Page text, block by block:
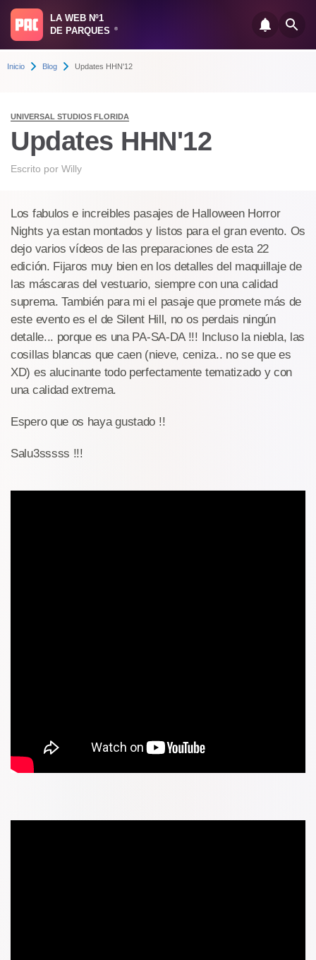
LA WEB Nº1
DE PARQUES
®
Inicio Blog Updates HHN'12
UNIVERSAL STUDIOS FLORIDA
Updates HHN'12
Escrito por Willy
Los fabulos e increibles pasajes de Halloween Horror
Nights ya estan montados y listos para el gran evento. Os
dejo varios vídeos de las preparaciones de esta 22
edición. Fijaros muy bien en los detalles del maquillaje de
las máscaras del vestuario, siempre con una calidad
suprema. También para mi el pasaje que promete más de
este evento es el de Silent Hill, no os perdais ningún
detalle... porque es una PA-SA-DA !!! Incluso la niebla, las
cosillas blancas que caen (nieve, ceniza.. no se que es
XD) es alucinante todo perfectamente tematizado y con
una calidad extrema.
Espero que os haya gustado !!
Salu3sssss !!!